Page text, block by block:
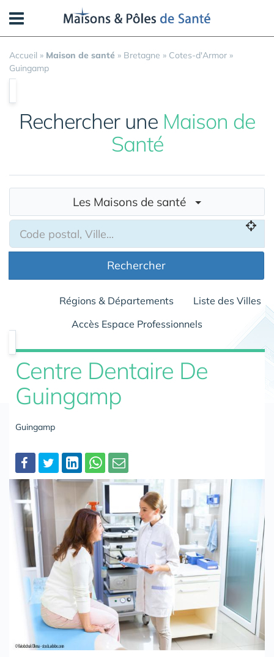
Accueil » Maison de santé » Bretagne » Cotes-d'Armor »
Guingamp
Rechercher une Maison de
Santé
Les Maisons de santé
Rechercher
Régions & Départements
Liste des Villes
Accès Espace Professionnels
Centre Dentaire De
Guingamp
Guingamp
Partager
Panneau de gestion des cookies